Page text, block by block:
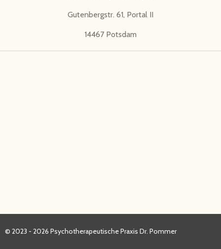
Gutenbergstr. 61, Portal II
14467 Potsdam
© 2023 - 2026 Psychotherapeutische Praxis Dr. Pommer